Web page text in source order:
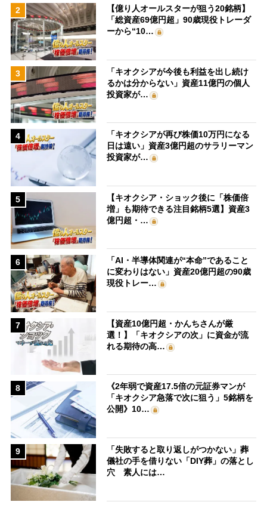
2
【億り人オールスターが狙う20銘柄】
「総資産69億円超」90歳現役トレーダ
ーから“10…
3
「キオクシアが今後も利益を出し続け
るかは分からない」資産11億円の個人
投資家が…
4
「キオクシアが再び株価10万円になる
日は遠い」資産3億円超のサラリーマン
投資家が…
5
【キオクシア・ショック後に「株価倍
増」も期待できる注目銘柄5選】資産3
億円超・…
6
「AI・半導体関連が“本命”であること
に変わりはない」資産20億円超の90歳
現役トレー…
7
【資産10億円超・かんちさんが厳
選！】「キオクシアの次」に資金が流
れる期待の高…
8
《2年弱で資産17.5倍の元証券マンが
「キオクシア急落で次に狙う」5銘柄を
公開》10…
9
「失敗すると取り返しがつかない」葬
儀社の手を借りない「DIY葬」の落とし
穴 素人には…